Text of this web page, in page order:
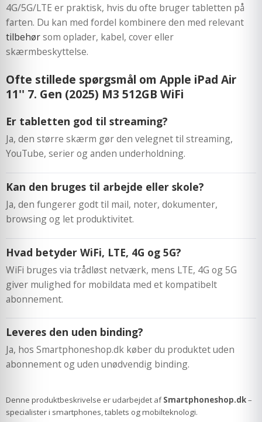
4G/5G/LTE er praktisk, hvis du ofte bruger tabletten på
farten. Du kan med fordel kombinere den med relevant
tilbehørsom oplader, kabel, cover eller
skærmbeskyttelse.
Ofte stillede spørgsmål om Apple iPad Air
11'' 7. Gen (2025) M3 512GB WiFi
Er tabletten god til streaming?
Ja, den større skærm gør den velegnet til streaming,
YouTube, serier og anden underholdning.
Kan den bruges til arbejde eller skole?
Ja, den fungerer godt til mail, noter, dokumenter,
browsing og let produktivitet.
Hvad betyder WiFi, LTE, 4G og 5G?
WiFi bruges via trådløst netværk, mens LTE, 4G og 5G
giver mulighed for mobildata med et kompatibelt
abonnement.
Leveres den uden binding?
Ja, hos Smartphoneshop.dk køber du produktet uden
abonnement og uden unødvendig binding.
Denne produktbeskrivelse er udarbejdet afSmartphoneshop.dk–
specialister i smartphones, tablets og mobilteknologi.